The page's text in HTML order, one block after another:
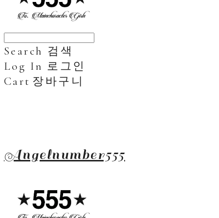
Search 검색
Log In 로그인
Cart 장바구니
Angelnumber555